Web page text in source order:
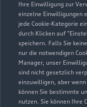
Ihre Einwilligung zur
einzelne Einwilligungen
jede Cookie-Kategorie
durch Klicken auf
speichern. Falls Sie
nur die notwendigen
Manager, unser
sind nicht gesetzlich
einzuwilligen, aber
können Sie bestimmte
nutzen. Sie können Ihre
Zu den Rädern